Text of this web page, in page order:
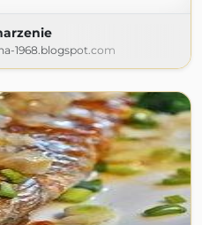
1968.blogspot.com